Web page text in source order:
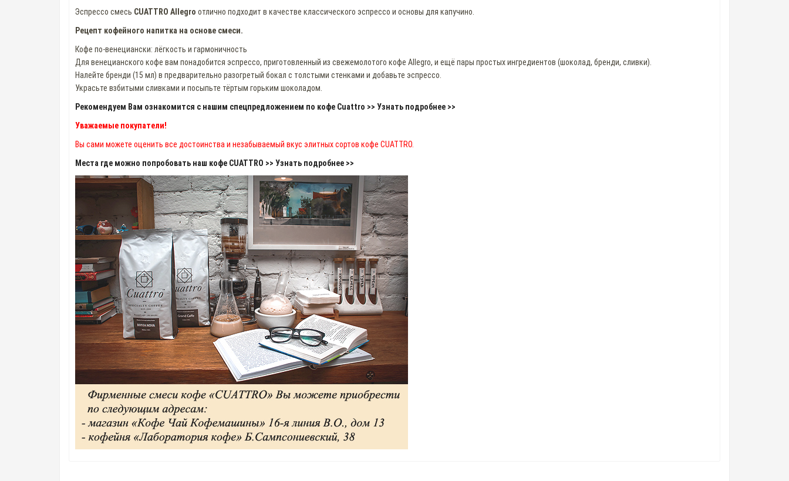
Эспрессо смесь CUATTRO Allegro отлично подходит в качестве классического эспрессо и основы для капучино.
Рецепт кофейного напитка на основе смеси.
Кофе по-венециански: лёгкость и гармоничность
Для венецианского кофе вам понадобится эспрессо, приготовленный из свежемолотого кофе Allegro, и ещё пары простых ингредиентов (шоколад, бренди, сливки).
Налейте бренди (15 мл) в предварительно разогретый бокал c толстыми стенками и добавьте эспрессо.
Украсьте взбитыми сливками и посыпьте тёртым горьким шоколадом.
Рекомендуем Вам ознакомится с нашим спецпредложением по кофе Cuattro >> Узнать подробнее >>
Уважаемые покупатели!
Вы сами можете оценить все достоинства и незабываемый вкус элитных сортов кофе CUATTRO.
Места где можно попробовать наш кофе CUATTRO >> Узнать подробнее >>